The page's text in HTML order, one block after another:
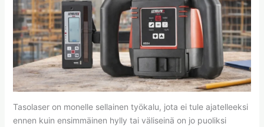
Tasolaser on monelle sellainen työkalu, jota ei tule ajatelleeksi
ennen kuin ensimmäinen hylly tai väliseinä on jo puoliksi